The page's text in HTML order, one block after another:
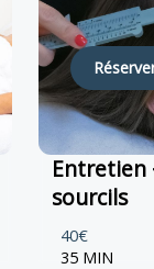
Entretien
sourcils
40€
35 MIN